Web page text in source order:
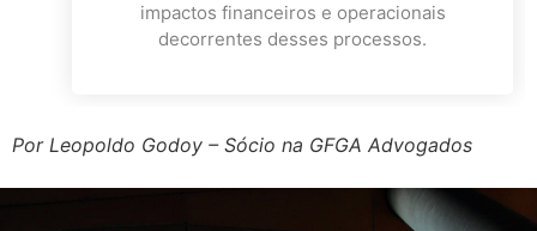
impactos financeiros e operacionais
decorrentes desses processos.
Por Leopoldo Godoy – Sócio na GFGA Advogados